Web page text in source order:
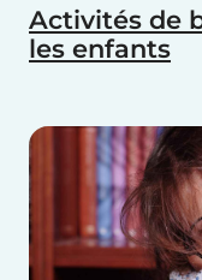
Activités de
les enfants